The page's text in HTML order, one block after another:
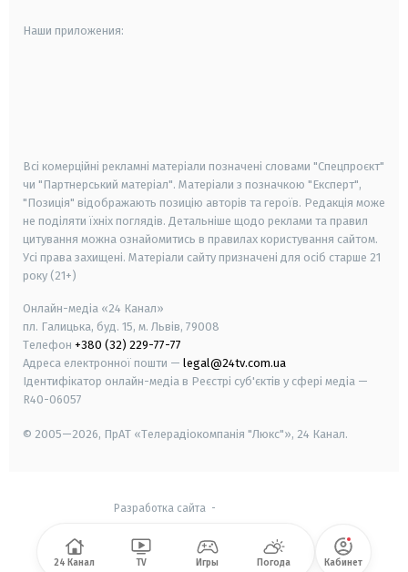
Наши приложения:
Всі комерційні рекламні матеріали позначені словами "Спецпроєкт"
чи "Партнерський матеріал". Матеріали з позначкою "Експерт",
"Позиція" відображають позицію авторів та героїв. Редакція може
не поділяти їхніх поглядів. Детальніше щодо реклами та правил
цитування можна ознайомитись в правилах користування сайтом.
Усі права захищені. Матеріали сайту призначені для осіб старше 21
року (21+)
Онлайн-медіа «24 Канал»
пл. Галицька, буд. 15, м. Львів, 79008
Телефон +380 (32) 229-77-77
Адреса електронної пошти — legal@24tv.com.ua
Ідентифікатор онлайн-медіа в Реєстрі суб'єктів у сфері медіа —
R40-06057
© 2005—2026, ПрАТ «Телерадіокомпанія "Люкс"», 24 Канал.
Разработка сайта -
24 Канал TV Игры Погода Кабинет